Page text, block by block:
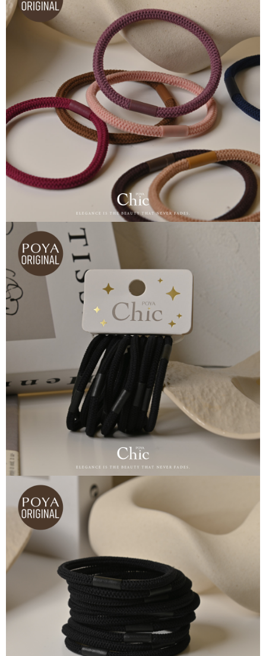
權轉讓予恩沛科技股份有限公司。
２．關於個人資料處理事宜，請瀏覽以下網址：
https://aftee.tw/terms/#terms3
３．未成年的使用者請事先徵得法定代理人或監護人之同意方可使用
「AFTEE先享後付」，若未經同意申辦者引起之損失，本公司不負相關責
４．使用「AFTEE先享後付」時，將依據個別帳號之用戶狀況，依本公司即
時審查核予不同之上限額度；若仍有額度不足之情形，本公司將視審查結果
請求用戶進行身份認證。
５．嚴禁一人註冊多個帳號或使用他人資訊註冊。若發現惡意使用之情形，
恩沛科技股份有限公司將有權停止該用戶之使用額度並採取法律行動。
付款後7-11取貨
每筆NT$65，滿NT$490(含以上)免運費
每筆NT$100，滿NT$790(含以上)免運費
付款後寶雅門市自取(由倉庫統一出貨)
每筆NT$80，滿NT$290(含以上)免運費